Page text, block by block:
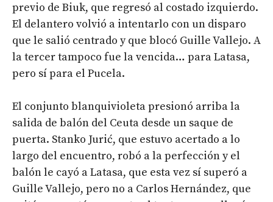
previo de Biuk, que regresó al costado izquierdo.
El delantero volvió a intentarlo con un disparo
que le salió centrado y que blocó Guille Vallejo. A
la tercer tampoco fue la vencida… para Latasa,
pero sí para el Pucela.
El conjunto blanquivioleta presionó arriba la
salida de balón del Ceuta desde un saque de
puerta. Stanko Jurić, que estuvo acertado a lo
largo del encuentro, robó a la perfección y el
balón le cayó a Latasa, que esta vez sí superó a
Guille Vallejo, pero no a Carlos Hernández, que